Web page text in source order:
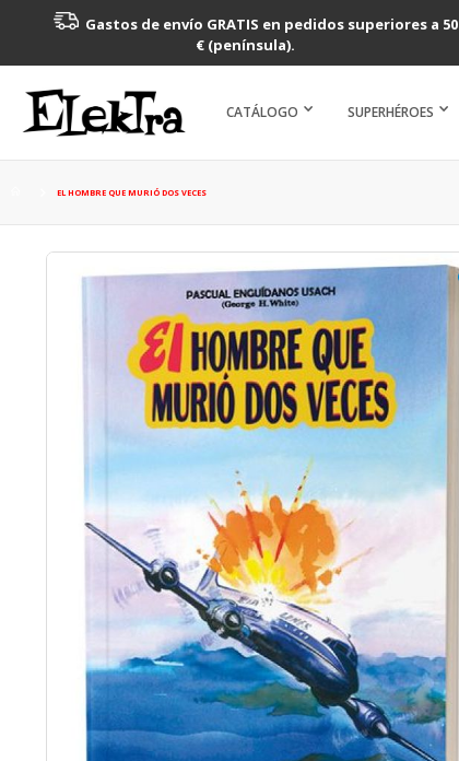
Gastos de envío GRATIS en pedidos superiores a 50
€ (península).
CATÁLOGO SUPERHÉROES
EL HOMBRE QUE MURIÓ DOS VECES
Saltar